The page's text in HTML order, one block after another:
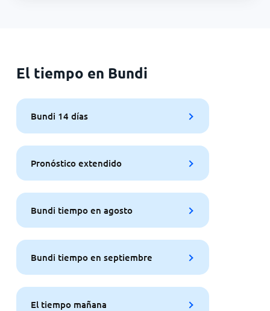
El tiempo en Bundi
Bundi 14 días
Pronóstico extendido
Bundi tiempo en agosto
Bundi tiempo en septiembre
El tiempo mañana